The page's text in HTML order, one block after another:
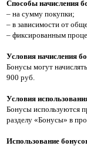
Способы начисления
– на сумму покупки;
– в зависимости от
– фиксированным
Условия начисления
Бонусы могут
900 руб.
Условия
Бонусы используются
разделу «Бонусы» в
Использование